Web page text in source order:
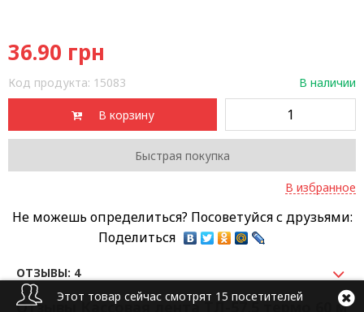
36.90 грн
Код продукта: 15083 В наличии
В корзину
Быстрая покупка
В избранное
Не можешь определиться? Посоветуйся с друзьями:
Поделиться
ОТЗЫВЫ: 4
Отзывы Кассовая лента ТЛ-57,5 термо 60 м
Этот товар сейчас смотрят 15 посетителей